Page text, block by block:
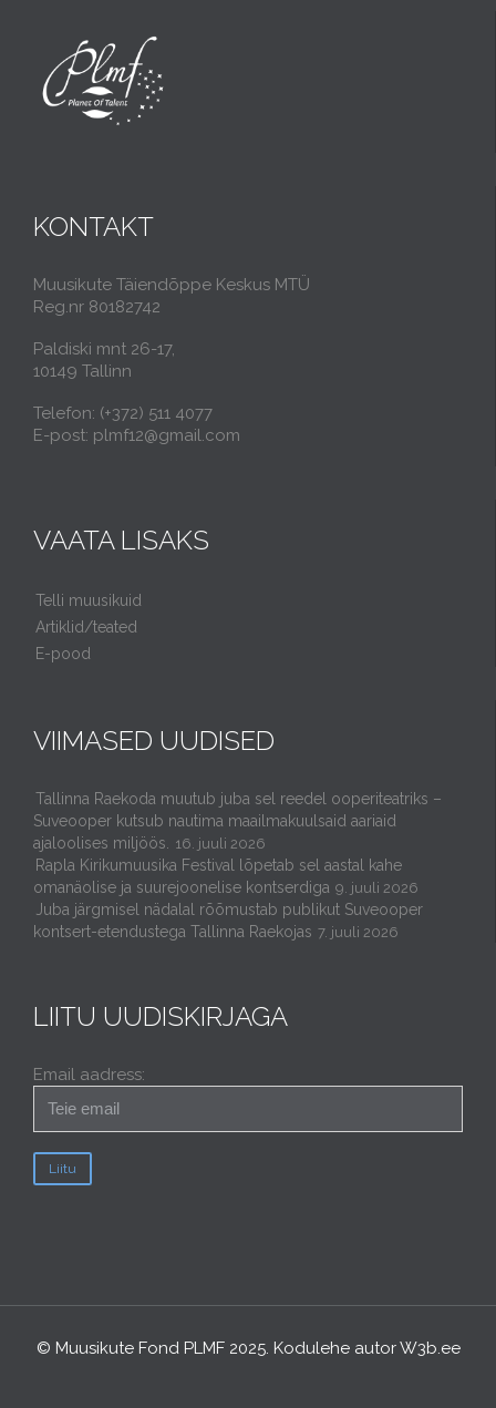
KONTAKT
Muusikute Täiendõppe Keskus MTÜ
Reg.nr 80182742
Paldiski mnt 26-17,
10149 Tallinn
Telefon: (+372) 511 4077
E-post: plmf12@gmail.com
VAATA LISAKS
Telli muusikuid
Artiklid/teated
E-pood
VIIMASED UUDISED
Tallinna Raekoda muutub juba sel reedel ooperiteatriks –
Suveooper kutsub nautima maailmakuulsaid aariaid
ajaloolises miljöös.
16. juuli 2026
Rapla Kirikumuusika Festival lõpetab sel aastal kahe
omanäolise ja suurejoonelise kontserdiga 9. juuli 2026
Juba järgmisel nädalal rõõmustab publikut Suveooper
kontsert-etendustega Tallinna Raekojas 7. juuli 2026
LIITU UUDISKIRJAGA
Email aadress:
© Muusikute Fond PLMF 2025. Kodulehe autorW3b.ee